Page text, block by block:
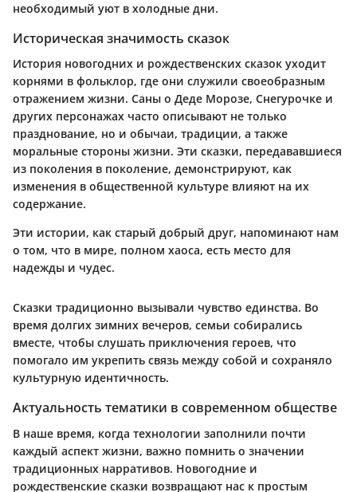
необходимый уют в холодные дни.
Историческая значимость сказок
История новогодних и рождественских сказок уходит
корнями в фольклор, где они служили своеобразным
отражением жизни. Саны о Деде Морозе, Снегурочке и
других персонажах часто описывают не только
празднование, но и обычаи, традиции, а также
моральные стороны жизни. Эти сказки, передававшиеся
из поколения в поколение, демонстрируют, как
изменения в общественной культуре влияют на их
содержание.
Эти истории, как старый добрый друг, напоминают нам
о том, что в мире, полном хаоса, есть место для
надежды и чудес.
Сказки традиционно вызывали чувство единства. Во
время долгих зимних вечеров, семьи собирались
вместе, чтобы слушать приключения героев, что
помогало им укрепить связь между собой и сохраняло
культурную идентичность.
Актуальность тематики в современном обществе
В наше время, когда технологии заполнили почти
каждый аспект жизни, важно помнить о значении
традиционных нарративов. Новогодние и
рождественские сказки возвращают нас к простым